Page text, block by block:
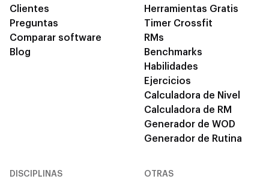
Clientes
Preguntas
Comparar software
Blog
Herramientas Gratis
Timer Crossfit
RMs
Benchmarks
Habilidades
Ejercicios
Calculadora de Nivel
Calculadora de RM
Generador de WOD
Generador de Rutina
DISCIPLINAS OTRAS